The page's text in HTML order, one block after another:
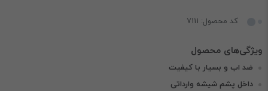
کد محصول: 7111
ضد اب و بسیار با کیفیت
داخل ‌پشم شیشه وارداتی